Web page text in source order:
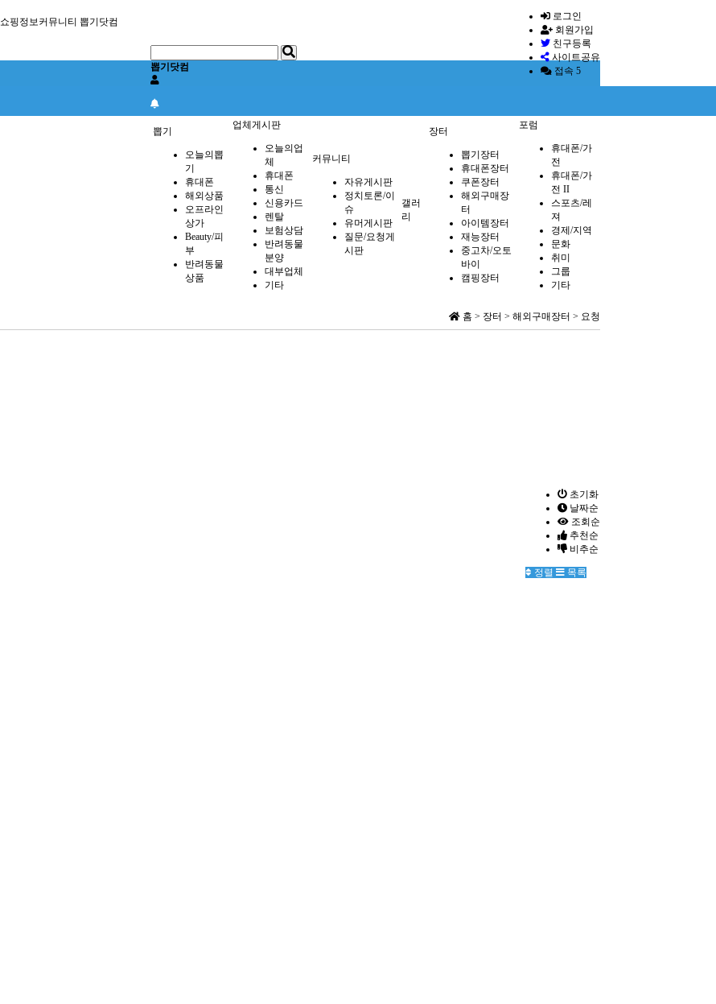
로그인
회원가입
친구등록
사이트공유
접속 5
쇼핑정보커뮤니티 뽑기닷컴
뽑기닷컴
뽑기
뽑기
오늘의뽑
기
휴대폰
해외상품
오프라인
상가
Beauty/피
부
반려동물
상품
업체게시판
오늘의업
체
휴대폰
통신
신용카드
렌탈
보험상담
반려동물
분양
대부업체
기타
커뮤니티
자유게시판
정치토론/이
슈
유머게시판
질문/요청게
시판
갤러
리
장터
뽑기장터
휴대폰장터
쿠폰장터
해외구매장
터
아이템장터
재능장터
중고차/오토
바이
캠핑장터
포럼
휴대폰/가
전
휴대폰/가
전 II
스포츠/레
져
경제/지역
문화
취미
그룹
기타
홈 > 장터 > 해외구매장터 > 요청
초기화
날짜순
조회순
추천순
비추순
정렬 목록